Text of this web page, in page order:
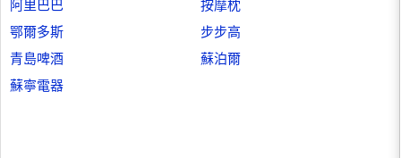
阿里巴巴
按摩枕
鄂爾多斯
步步高
青島啤酒
蘇泊爾
蘇寧電器